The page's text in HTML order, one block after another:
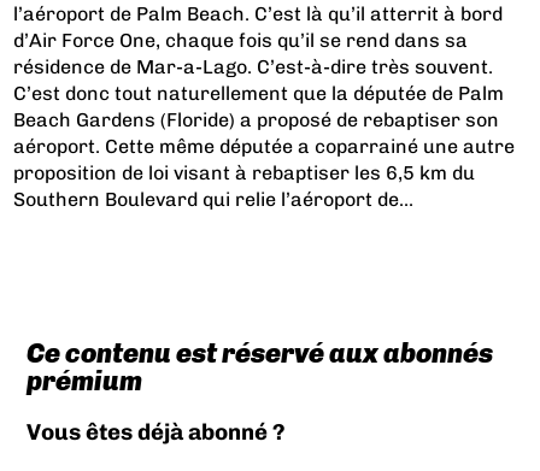
l’aéroport de Palm Beach. C’est là qu’il atterrit à bord
d’Air Force One, chaque fois qu’il se rend dans sa
résidence de Mar-a-Lago. C’est-à-dire très souvent.
C’est donc tout naturellement que la députée de Palm
Beach Gardens (Floride) a proposé de rebaptiser son
aéroport. Cette même députée a coparrainé une autre
proposition de loi visant à rebaptiser les 6,5 km du
Southern Boulevard qui relie l’aéroport de...
Ce contenu est réservé aux abonnés
prémium
Vous êtes déjà abonné ?